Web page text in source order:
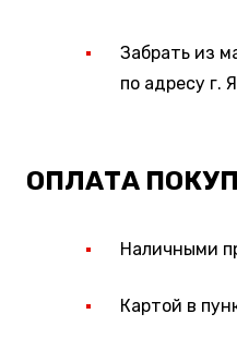
Забрать из
по адресу г.
ОПЛАТА
Наличными
Картой в